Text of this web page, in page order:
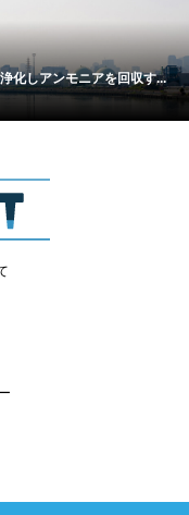
化しアンモニアを回収す...